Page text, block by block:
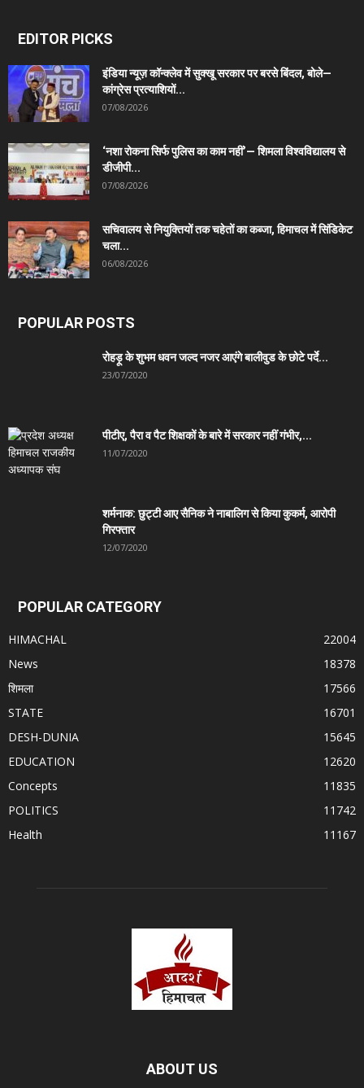
EDITOR PICKS
इंडिया न्यूज़ कॉन्क्लेव में सुक्खू सरकार पर बरसे बिंदल, बोले—
कांग्रेस प्रत्याशियों...
07/08/2026
‘नशा रोकना सिर्फ पुलिस का काम नहीं’— शिमला विश्वविद्यालय से
डीजीपी...
07/08/2026
सचिवालय से नियुक्तियों तक चहेतों का कब्जा, हिमाचल में सिंडिकेट
चला...
06/08/2026
POPULAR POSTS
रोहड़ू के शुभम धवन जल्द नजर आएंगे बालीवुड के छोटे पर्दे...
23/07/2020
पीटीए, पैरा व पैट शिक्षकों के बारे में सरकार नहीं गंभीर,...
11/07/2020
शर्मनाक: छुट्टी आए सैनिक ने नाबालिग से किया कुकर्म, आरोपी
गिरफ्तार
12/07/2020
POPULAR CATEGORY
HIMACHAL
22004
News
18378
शिमला
17566
STATE
16701
DESH-DUNIA
15645
EDUCATION
12620
Concepts
11835
POLITICS
11742
Health
11167
ABOUT US